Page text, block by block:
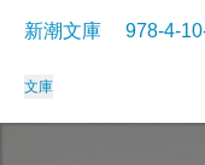
新潮文庫 978-4-
文庫